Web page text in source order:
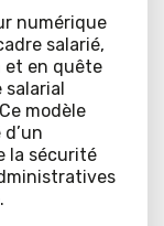
numérique
salarié,
et en quête
salarial
modèle
la sécurité